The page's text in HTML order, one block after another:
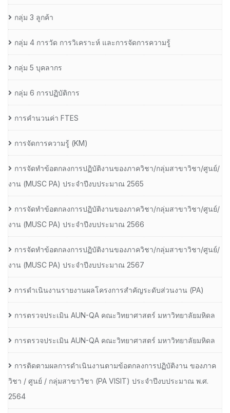
กลุ่ม 3 ลูกค้า
กลุ่ม 4 การวัด การวิเคราะห์ และการจัดการความรู้
กลุ่ม 5 บุคลากร
กลุ่ม 6 การปฏิบัติการ
การคำนวนค่า FTES
การจัดการความรู้ (KM)
การจัดทำข้อตกลงการปฏิบัติงานของภาควิชา/กลุ่มสาขาวิชา/ศูนย์/
งาน (MUSC PA) ประจำปีงบประมาณ 2565
การจัดทำข้อตกลงการปฏิบัติงานของภาควิชา/กลุ่มสาขาวิชา/ศูนย์/
งาน (MUSC PA) ประจำปีงบประมาณ 2566
การจัดทำข้อตกลงการปฏิบัติงานของภาควิชา/กลุ่มสาขาวิชา/ศูนย์/
งาน (MUSC PA) ประจำปีงบประมาณ 2567
การดำเนินงานรายงานผลโครงการสำคัญระดับส่วนงาน (PA)
การตรวจประเมิน AUN-QA คณะวิทยาศาสตร์ มหาวิทยาลัยมหิดล
การตรวจประเมิน AUN-QA คณะวิทยาศาสตร์ มหาวิทยาลัยมหิดล
การติดตามผลการดำเนินงานตามข้อตกลงการปฏิบัติงาน ของภาค
วิชา / ศูนย์ / กลุ่มสาขาวิชา (PA VISIT) ประจำปีงบประมาณ พ.ศ.​
2564